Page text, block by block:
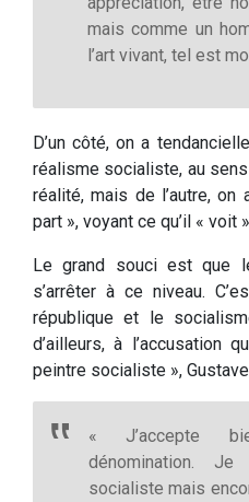
mais comme un
l’art vivant, tel est
D’un côté, on a
réalisme socialiste, au
réalité, mais de l’autre, on
part », voyant ce qu’il « voit
Le grand souci est que
s’arrêter à ce niveau.
république et le
d’ailleurs, à l’accusation
peintre socialiste »,
« J’accepte
dénomination.
socialiste mais